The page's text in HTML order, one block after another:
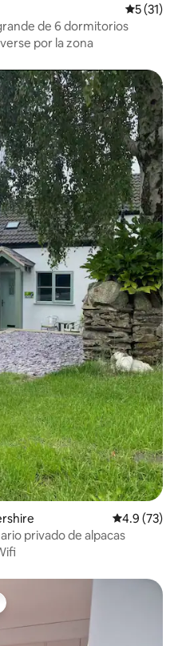
5 (31)
de 6 dormitorios
por la zona
Calificación
4.9 (73)
privado de alpacas